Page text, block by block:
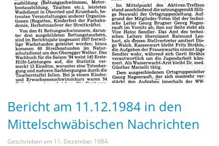
Bericht am 11.12.1984 in den
Mittelschwäbischen Nachrichten
Geschrieben am 11. Dezember 1984.